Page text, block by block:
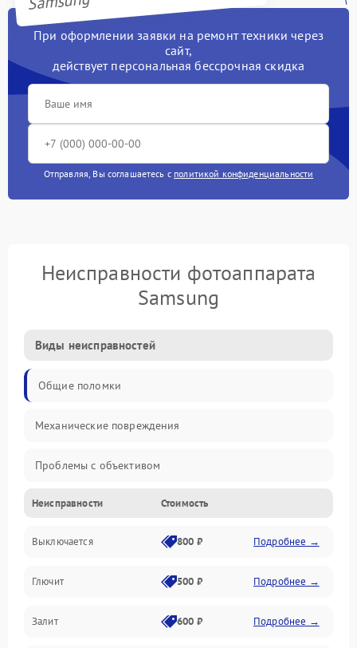
При оформлении заявки на ремонт техники через
сайт,
действует персональная бессрочная скидка
Отправляя, Вы соглашаетесь с политикой конфиденциальности
Неисправности фотоаппарата
Samsung
Виды неисправностей
Общие поломки
Механические повреждения
Проблемы с объективом
Электронные ошибки
Механические проблемы
Матрица и оптика
Питание и питание цепей
Неисправности Стоимость
Выключается 800 ₽ Подробнее →
Глючит 500 ₽ Подробнее →
Залит 600 ₽ Подробнее →